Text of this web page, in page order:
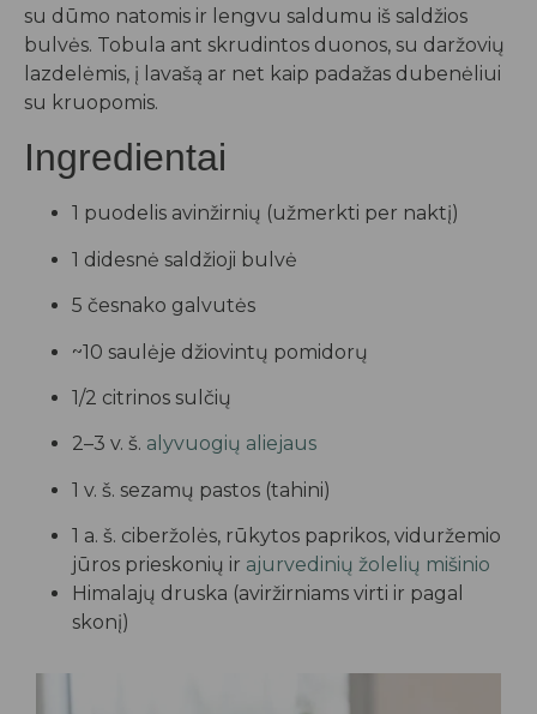
su dūmo natomis ir lengvu saldumu iš saldžios
bulvės. Tobula ant skrudintos duonos, su daržovių
lazdelėmis, į lavašą ar net kaip padažas dubenėliui
su kruopomis.
Ingredientai
1 puodelis avinžirnių (užmerkti per naktį)
1 didesnė saldžioji bulvė
5 česnako galvutės
~10 saulėje džiovintų pomidorų
1/2 citrinos sulčių
2–3 v. š. alyvuogių aliejaus
1 v. š. sezamų pastos (tahini)
1 a. š. ciberžolės, rūkytos paprikos, viduržemio
jūros prieskonių ir ajurvedinių žolelių mišinio
Himalajų druska (aviržirniams virti ir pagal
skonį)